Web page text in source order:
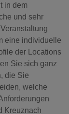
in dem
und sehr
eine individuelle
der Locations
Sie sich ganz
die Sie
welche
Kreuznach